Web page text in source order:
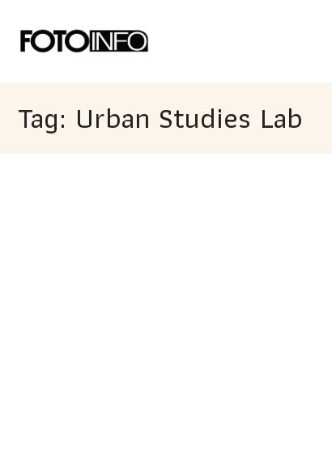
Tag: Urban Studies Lab